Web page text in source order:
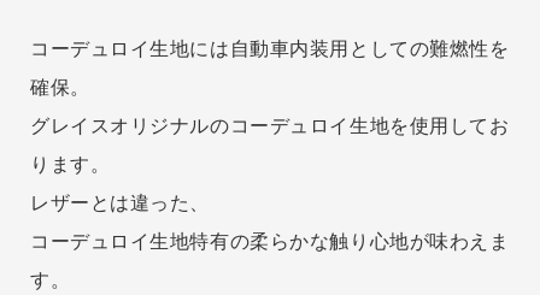
コーデュロイ生地には自動車内装用としての難燃性を
確保。
グレイスオリジナルのコーデュロイ生地を使用してお
ります。
レザーとは違った、
コーデュロイ生地特有の柔らかな触り心地が味わえま
す。